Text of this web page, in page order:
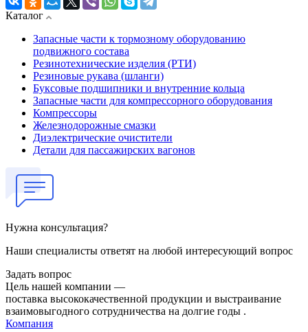
Каталог
Запасные части к тормозному оборудованию
подвижного состава
Резинотехнические изделия (РТИ)
Резиновые рукава (шланги)
Буксовые подшипники и внутренние кольца
Запасные части для компрессорного оборудования
Компрессоры
Железнодорожные смазки
Диэлектрические очистители
Детали для пассажирских вагонов
Нужна консультация?
Наши специалисты ответят на любой интересующий вопрос
Задать вопрос
Цель нашей компании —
поставка высококачественной продукции и выстраивание
взаимовыгодного сотрудничества на долгие годы .
Компания